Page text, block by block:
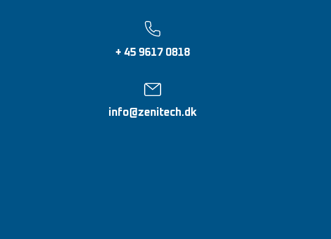
+ 45 9617 0818
info@zenitech.dk